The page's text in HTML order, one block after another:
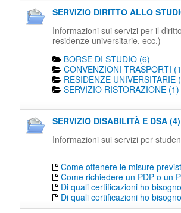
SERVIZIO DIRITTO ALLO
Informazioni sui servizi per il
residenze universitarie, ecc.)
BORSE DI STUDIO (6)
CONVENZIONI TRASPORTI
RESIDENZE UNIVERSITARIE
SERVIZIO RISTORAZIONE (1)
SERVIZIO DISABILITÀ E DSA (4)
Informazioni sui servizi per
Come ottenere le misure
Come richiedere un PDP o un
Di quali certificazioni ho
Di quali certificazioni ho